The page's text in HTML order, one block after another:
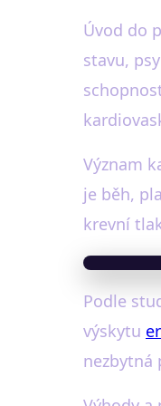
Úvod do
stavu,
Význam
je běh,
krevní
Podle
výskytu
nezbytná